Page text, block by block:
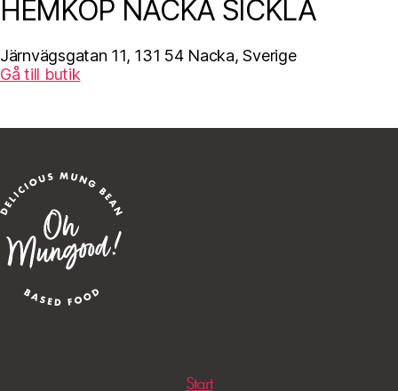
HEMKÖP NACKA SICKLA
Järnvägsgatan 11, 131 54 Nacka, Sverige
Gå till butik
Start